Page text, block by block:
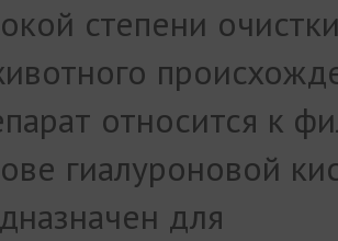
степени
относится к
гиалуроновой
для